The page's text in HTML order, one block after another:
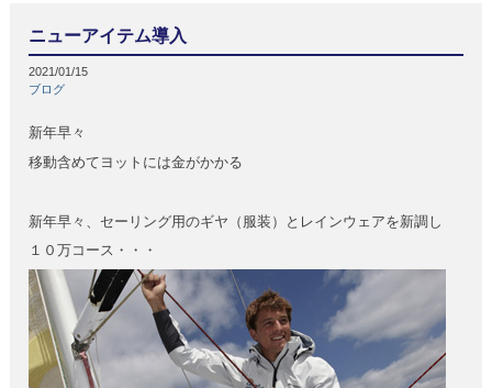
ニューアイテム導入
2021/01/15
ブログ
新年早々
移動含めてヨットには金がかかる
新年早々、セーリング用のギヤ（服装）とレインウェアを新調し
１０万コース・・・